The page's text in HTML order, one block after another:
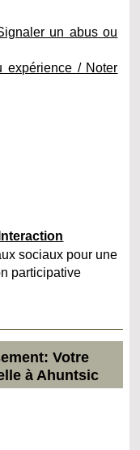
un abus ou
expérience / Noter
Interaction
sociaux pour une
participative
Votre
à Ahuntsic